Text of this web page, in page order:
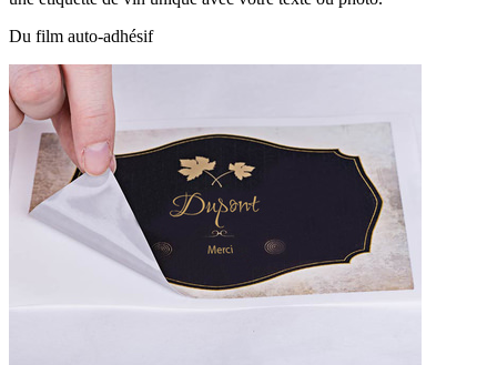
Du film auto-adhésif